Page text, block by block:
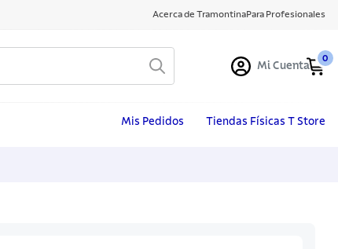
Acerca de TramontinaPara Profesionales
Mi Cuenta
0
Mis Pedidos Tiendas Físicas T Store